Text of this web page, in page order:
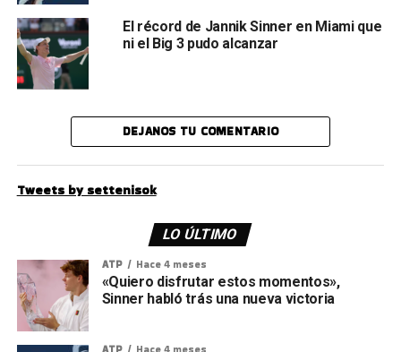
El récord de Jannik Sinner en Miami que
ni el Big 3 pudo alcanzar
DEJANOS TU COMENTARIO
Tweets by settenisok
LO ÚLTIMO
ATP Hace 4 meses
«Quiero disfrutar estos momentos»,
Sinner habló trás una nueva victoria